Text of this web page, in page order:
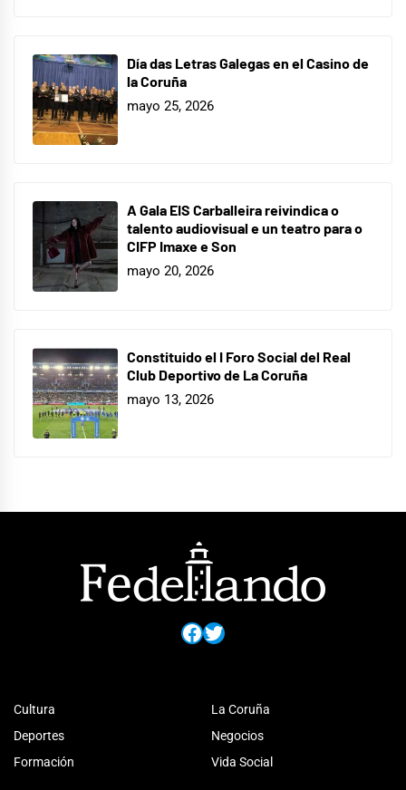
Día das Letras Galegas en el Casino de
la Coruña
mayo 25, 2026
A Gala EIS Carballeira reivindica o
talento audiovisual e un teatro para o
CIFP Imaxe e Son
mayo 20, 2026
Constituido el I Foro Social del Real
Club Deportivo de La Coruña
mayo 13, 2026
Facebook
Twitter
Cultura
Deportes
Formación
La Coruña
Negocios
Vida Social